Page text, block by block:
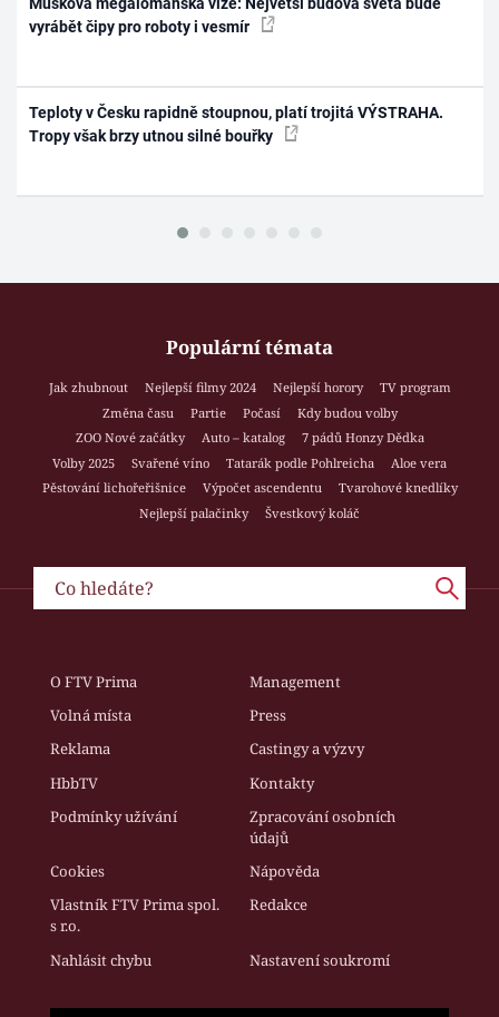
Muskova megalomanská vize: Největší budova světa bude
vyrábět čipy pro roboty i vesmír
Teploty v Česku rapidně stoupnou, platí trojitá VÝSTRAHA.
Tropy však brzy utnou silné bouřky
Populární témata
Jak zhubnout Nejlepší filmy 2024 Nejlepší horory
TV program
Změna času
Partie Počasí
Kdy budou volby
ZOO Nové začátky
Auto – katalog
7 pádů Honzy Dědka
Volby 2025
Svařené víno Tatarák podle Pohlreicha
Aloe vera
Pěstování lichořeřišnice
Výpočet ascendentu
Tvarohové knedlíky
Nejlepší palačinky
Švestkový koláč
O FTV Prima
Management
Volná místa
Press
Reklama
Castingy a výzvy
HbbTV
Kontakty
Podmínky užívání
Zpracování osobních
údajů
Cookies
Nápověda
Vlastník FTV Prima spol.
s r.o.
Redakce
Nahlásit chybu Nastavení soukromí